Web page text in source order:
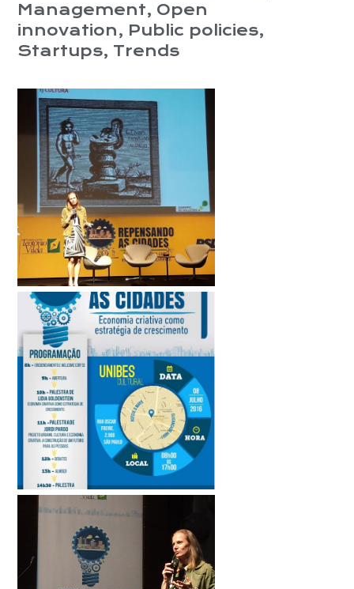
Management, Open
innovation, Public policies,
Startups, Trends